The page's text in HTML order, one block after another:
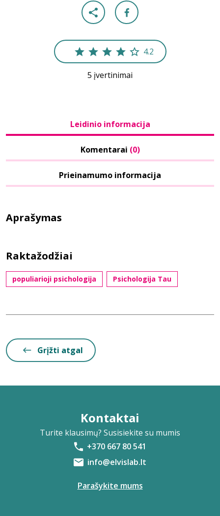
4.2
5 įvertinimai
Leidinio informacija
Komentarai (0)
Prieinamumo informacija
Aprašymas
Raktažodžiai
populiarioji psichologija Psichologija Tau
Grįžti atgal
Kontaktai
Turite klausimų? Susisiekite su mumis
+370 667 80 541
info@elvislab.lt
Parašykite mums